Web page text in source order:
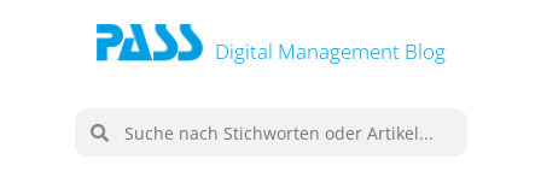
Digital Management Blog